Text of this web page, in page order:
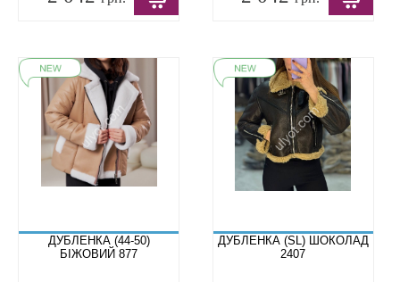
ДУБЛЕНКА (44-50)
БІЖОВИЙ 877
ДУБЛЕНКА (SL) ШОКОЛАД
2407